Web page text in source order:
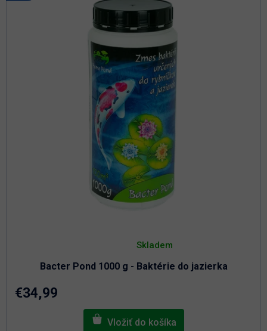
Bacter Pond 1000 g - Baktérie do jazierka
hodnotenie
je
4,8
Skladem
€34,99